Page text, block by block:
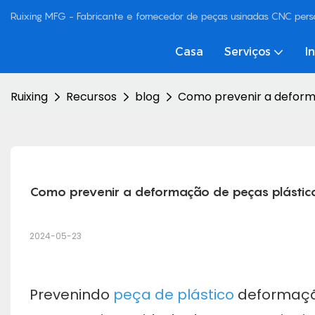
Ruixing MFG - Fabricante e fornecedor de peças usinadas CNC
Casa Serviços
Ruixing Recursos blog Como prevenir a
Como prevenir a deformação de peças
2024-05-23
Prevenindo peça de plástico